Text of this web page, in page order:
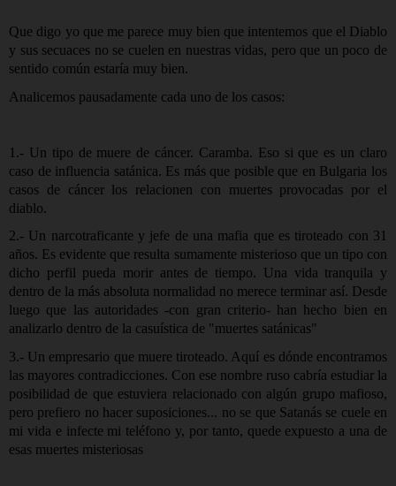
Que digo yo que me parece muy bien que intentemos que el Diablo
y sus secuaces no se cuelen en nuestras vidas, pero que un poco de
sentido común estaría muy bien.
Analicemos pausadamente cada uno de los casos:
1.- Un tipo de muere de cáncer. Caramba. Eso si que es un claro
caso de influencia satánica. Es más que posible que en Bulgaria los
casos de cáncer los relacionen con muertes provocadas por el
diablo.
2.- Un narcotraficante y jefe de una mafia que es tiroteado con 31
años. Es evidente que resulta sumamente misterioso que un tipo con
dicho perfil pueda morir antes de tiempo. Una vida tranquila y
dentro de la más absoluta normalidad no merece terminar así. Desde
luego que las autoridades -con gran criterio- han hecho bien en
analizarlo dentro de la casuística de "muertes satánicas"
3.- Un empresario que muere tiroteado. Aquí es dónde encontramos
las mayores contradicciones. Con ese nombre ruso cabría estudiar la
posibilidad de que estuviera relacionado con algún grupo mafioso,
pero prefiero no hacer suposiciones... no se que Satanás se cuele en
mi vida e infecte mi teléfono y, por tanto, quede expuesto a una de
esas muertes misteriosas